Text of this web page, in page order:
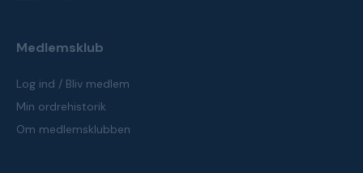
Medlemsklub
Log ind / Bliv medlem
Min ordrehistorik
Om medlemsklubben